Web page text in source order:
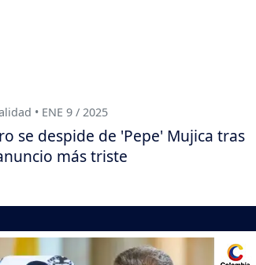
• ENE 9 / 2025
se despide de 'Pepe' Mujica tras
más triste